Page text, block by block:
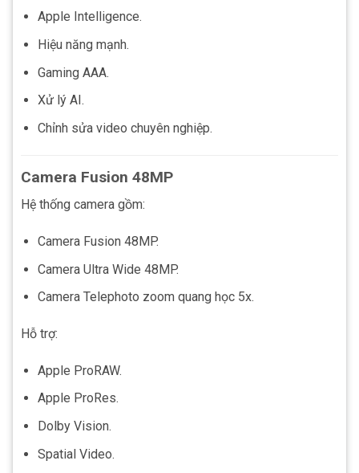
Apple Intelligence.
Hiệu năng mạnh.
Gaming AAA.
Xử lý AI.
Chỉnh sửa video chuyên nghiệp.
Camera Fusion 48MP
Hệ thống camera gồm:
Camera Fusion 48MP.
Camera Ultra Wide 48MP.
Camera Telephoto zoom quang học 5x.
Hỗ trợ:
Apple ProRAW.
Apple ProRes.
Dolby Vision.
Spatial Video.